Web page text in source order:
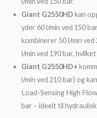
Giant G2550HD kan
yder 60 l/min ved 150
kombinerer 50 l/min
l/min ved 190 bar,
Giant G2550HD+
l/min ved 210 bar) og
Load-Sensing High
bar – ideelt til